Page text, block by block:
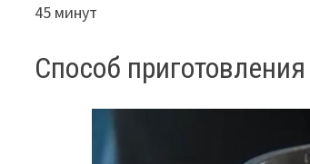
45 минут
Способ приготовления